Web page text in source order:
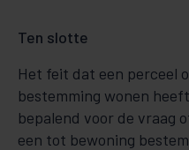
Ten slotte
Het feit dat een perceel
bestemming wonen
bepalend voor de vraag
een tot bewoning